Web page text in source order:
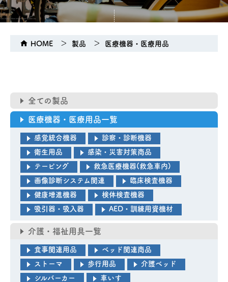
HOME 製品 医療機器・医療用品
全ての製品
医療機器・医療用品一覧
感覚統合機器
診察・診断機器
衛生用品
感染・災害対策商品
テーピング
救急医療機器(救急車内)
画像診断システム関連
臨床検査機器
健康増進機器
検体検査機器
吸引器・吸入器
AED・訓練用資機材
介護・福祉用具一覧
食事関連用品
ベッド関連商品
ストーマ
歩行用品
介護ベッド
シルバーカー
車いす